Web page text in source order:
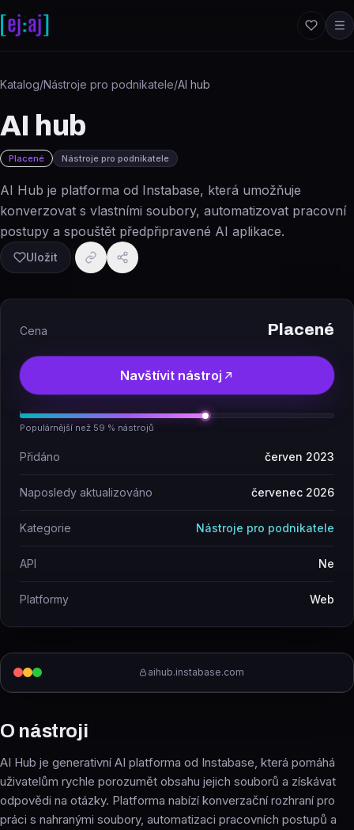
Katalog/Nástroje pro podnikatele/AI hub
AI hub
Placené Nástroje pro podnikatele
AI Hub je platforma od Instabase, která umožňuje
konverzovat s vlastními soubory, automatizovat pracovní
postupy a spouštět předpřipravené AI aplikace.
Uložit
aihub.instabase.com
O nástroji
AI Hub je generativní AI platforma od Instabase, která pomáhá
uživatelům rychle porozumět obsahu jejich souborů a získávat
odpovědi na otázky. Platforma nabízí konverzační rozhraní pro
práci s nahranými soubory, automatizaci pracovních postupů a
Cena Placené
Navštívit nástroj
Populárnější než 59 % nástrojů
Přidáno červen 2023
Naposledy aktualizováno červenec 2026
Kategorie Nástroje pro podnikatele
API Ne
Platformy Web